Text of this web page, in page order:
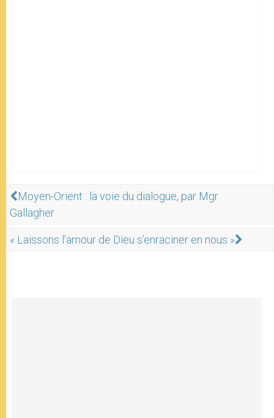
Moyen-Orient : la voie du dialogue, par Mgr
Gallagher
« Laissons l’amour de Dieu s’enraciner en nous »